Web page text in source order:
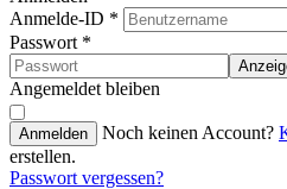
Anmelde-ID *
Passwort *
Angemeldet bleiben
Anmelden Noch keinen Account?
erstellen.
Passwort vergessen?